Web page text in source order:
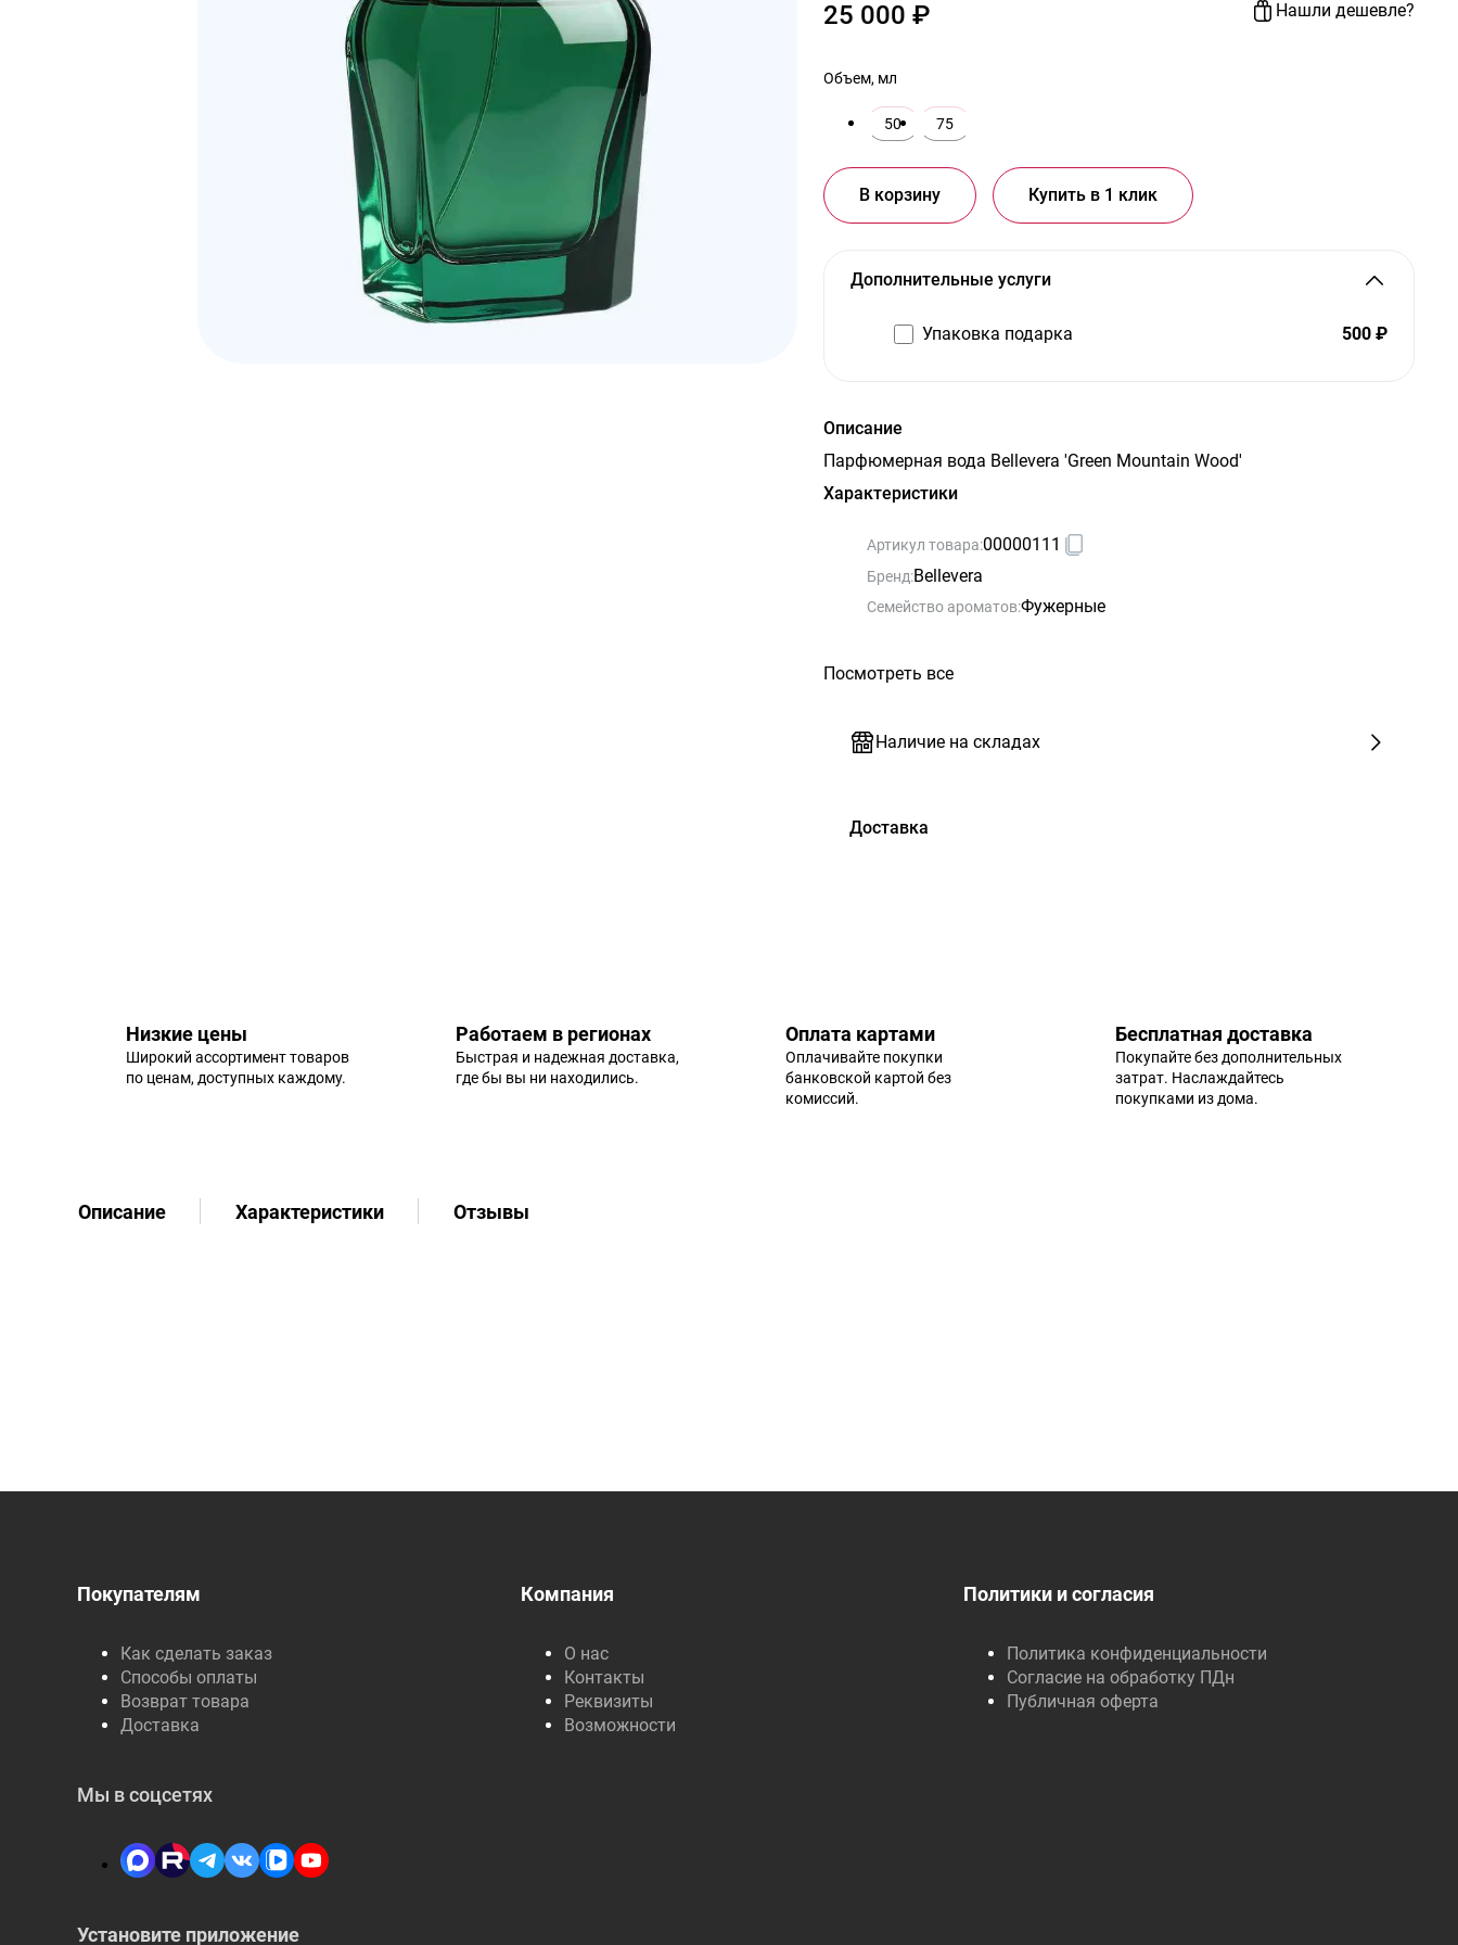
25 000 ₽ Нашли дешевле?
Объем, мл
50 75
В корзину Купить в 1 клик
Дополнительные услуги
Упаковка подарка 500 ₽
Описание
Парфюмерная вода Bellevera 'Green Mountain Wood'
Характеристики
Артикул товара:00000111
Бренд:Bellevera
Семейство ароматов:Фужерные
Посмотреть все
Наличие на складах
Доставка
Низкие цены
Широкий ассортимент товаров
по ценам, доступных каждому.
Работаем в регионах
Быстрая и надежная доставка,
где бы вы ни находились.
Оплата картами
Оплачивайте покупки
банковской картой без
комиссий.
Бесплатная доставка
Покупайте без дополнительных
затрат. Наслаждайтесь
покупками из дома.
Описание Характеристики Отзывы
Покупателям
Как сделать заказ
Способы оплаты
Возврат товара
Доставка
Компания
О нас
Контакты
Реквизиты
Возможности
Политики и согласия
Политика конфиденциальности
Согласие на обработку ПДн
Публичная оферта
Установите приложение
Мы в соцсетях